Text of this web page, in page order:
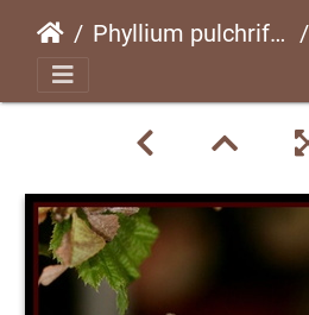
Phyllium pulchrifoliumpsg 10 CLP40